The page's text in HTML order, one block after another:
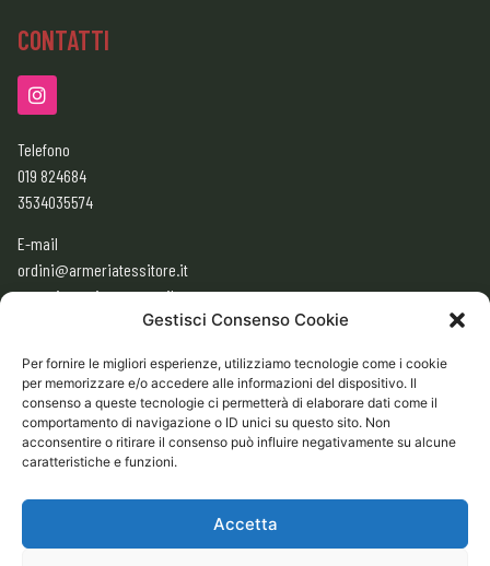
Gestisci Consenso Cookie
Per fornire le migliori esperienze, utilizziamo tecnologie come i cookie
per memorizzare e/o accedere alle informazioni del dispositivo. Il
consenso a queste tecnologie ci permetterà di elaborare dati come il
comportamento di navigazione o ID unici su questo sito. Non
acconsentire o ritirare il consenso può influire negativamente su alcune
caratteristiche e funzioni.
Accetta
CONTATTI
Telefono
019 824684
3534035574
E-mail
ordini@armeriatessitore.it
armeriatessitore@gmail.com
ORARI
9:00 – 12:30
15:30 – 19:30